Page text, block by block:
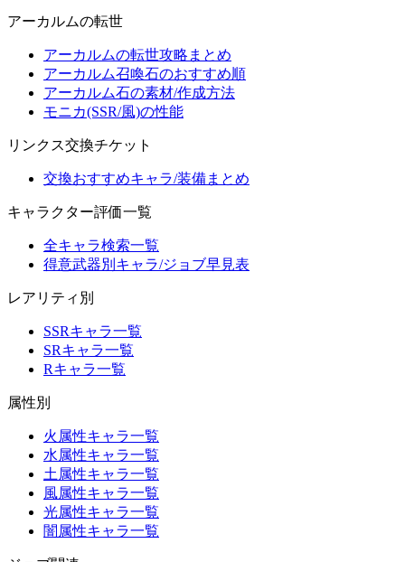
アーカルムの転世
アーカルムの転世攻略まとめ
アーカルム召喚石のおすすめ順
アーカルム石の素材/作成方法
モニカ(SSR/風)の性能
リンクス交換チケット
交換おすすめキャラ/装備まとめ
キャラクター評価一覧
全キャラ検索一覧
得意武器別キャラ/ジョブ早見表
レアリティ別
SSRキャラ一覧
SRキャラ一覧
Rキャラ一覧
属性別
火属性キャラ一覧
水属性キャラ一覧
土属性キャラ一覧
風属性キャラ一覧
光属性キャラ一覧
闇属性キャラ一覧